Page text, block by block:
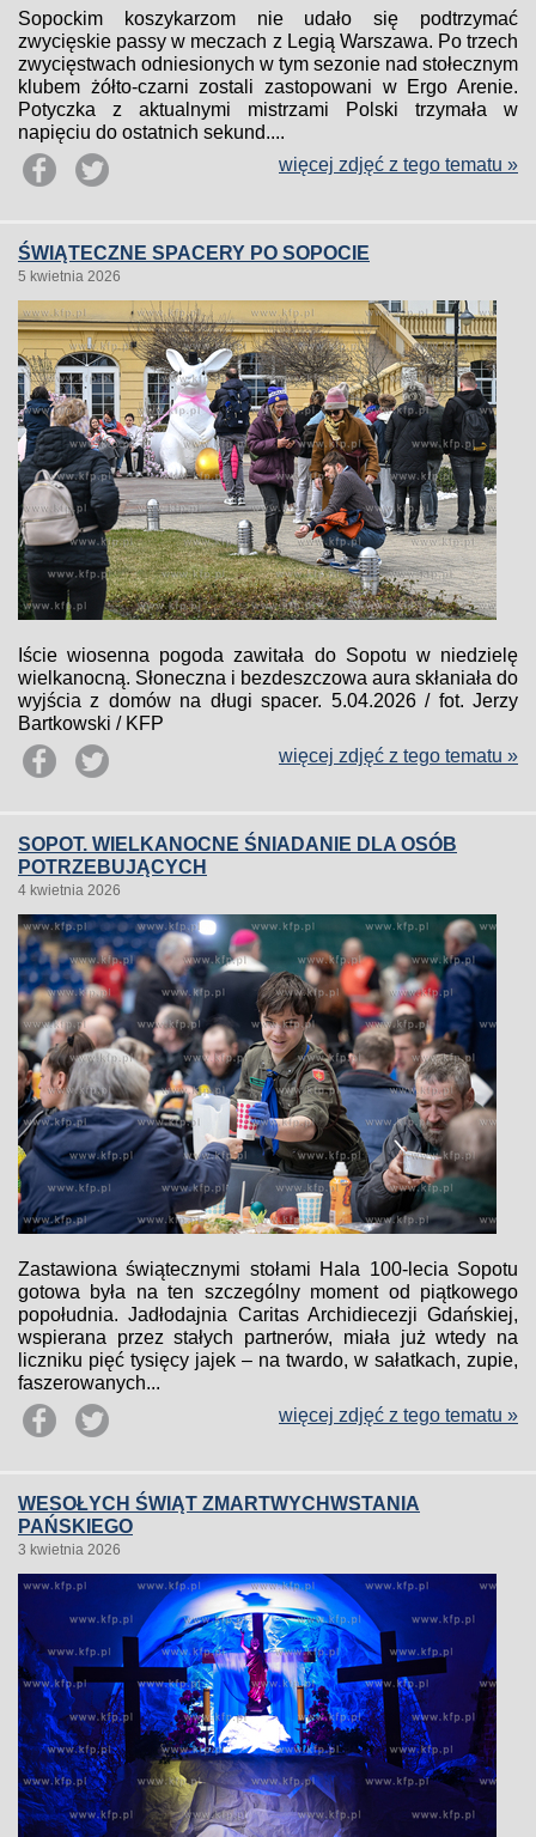
Sopockim koszykarzom nie udało się podtrzymać
zwycięskie passy w meczach z Legią Warszawa. Po trzech
zwycięstwach odniesionych w tym sezonie nad stołecznym
klubem żółto-czarni zostali zastopowani w Ergo Arenie.
Potyczka z aktualnymi mistrzami Polski trzymała w
napięciu do ostatnich sekund....
więcej zdjęć z tego tematu »
ŚWIĄTECZNE SPACERY PO SOPOCIE
5 kwietnia 2026
Iście wiosenna pogoda zawitała do Sopotu w niedzielę
wielkanocną. Słoneczna i bezdeszczowa aura skłaniała do
wyjścia z domów na długi spacer. 5.04.2026 / fot. Jerzy
Bartkowski / KFP
więcej zdjęć z tego tematu »
SOPOT. WIELKANOCNE ŚNIADANIE DLA OSÓB
POTRZEBUJĄCYCH
4 kwietnia 2026
Zastawiona świątecznymi stołami Hala 100-lecia Sopotu
gotowa była na ten szczególny moment od piątkowego
popołudnia. Jadłodajnia Caritas Archidiecezji Gdańskiej,
wspierana przez stałych partnerów, miała już wtedy na
liczniku pięć tysięcy jajek – na twardo, w sałatkach, zupie,
faszerowanych...
więcej zdjęć z tego tematu »
WESOŁYCH ŚWIĄT ZMARTWYCHWSTANIA
PAŃSKIEGO
3 kwietnia 2026